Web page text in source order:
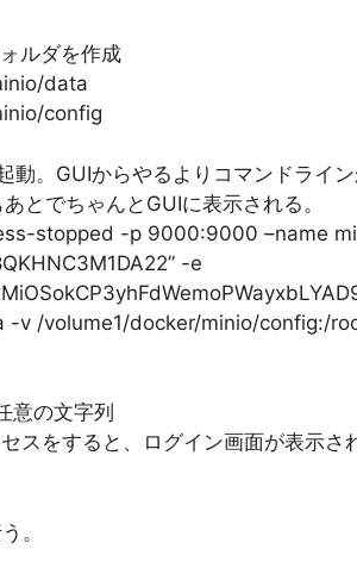
ルダを作成
data
config
動。GUIからやるよりコマンドライ
とでちゃんとGUIに表示される。
stopped -p 9000:9000 –name
-e
v /volume1/docker/minio/config:/
意の文字列
をすると、ログイン画面が表示さ
。